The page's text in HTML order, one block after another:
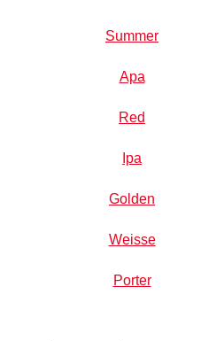
Summer
Apa
Red
Ipa
Golden
Weisse
Porter